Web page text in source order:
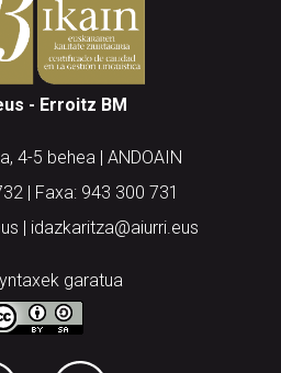
- Erroitz BM
4-5 behea | ANDOAIN
| Faxa: 943 300 731
| idazkaritza@aiurri.eus
garatua